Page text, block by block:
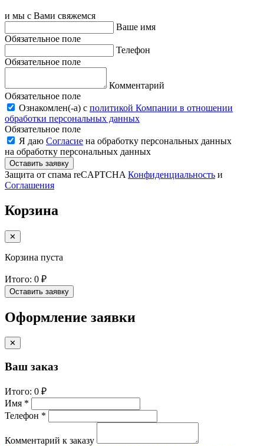
и мы с Вами свяжемся
Ваше имя
Обязательное поле
Телефон
Обязательное поле
Комментарий
Обязательное поле
Ознакомлен(-a) с политикой Компании в отношении
обработки персональных данных
Обязательное поле
Я даю Согласие на обработку персональных данных
на обработку персональных данных
Оставить заявку
Защита от спама reCAPTCHA Конфиденциальность и
Соглашения
Корзина
✕
Корзина пуста
Итого: 0 ₽
Оставить заявку
Оформление заявки
✕
Ваш заказ
Итого: 0 ₽
Имя *
Телефон *
Комментарий к заказу